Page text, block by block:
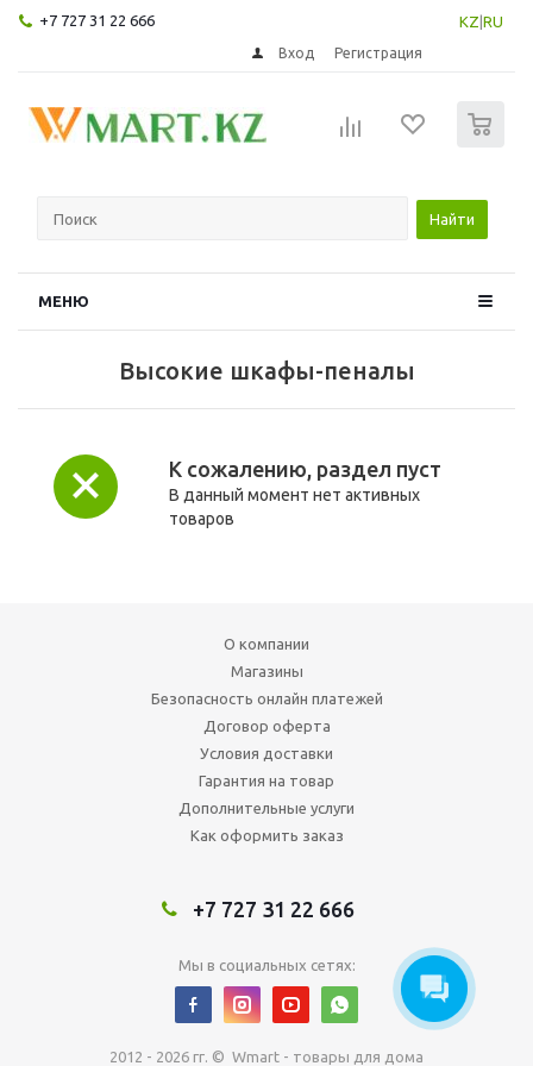
+7 727 31 22 666 KZ RU
Вход Регистрация
Найти
МЕНЮ
Высокие шкафы-пеналы
К сожалению, раздел пуст
В данный момент нет активных
товаров
О компании
Магазины
Безопасность онлайн платежей
Договор оферта
Условия доставки
Гарантия на товар
Дополнительные услуги
Как оформить заказ
+7 727 31 22 666
Мы в социальных сетях:
2012 - 2026 гг. © Wmart - товары для дома